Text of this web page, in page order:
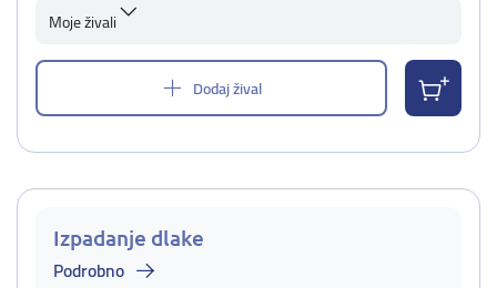
Moje živali
Dodaj žival
Izpadanje dlake
Podrobno